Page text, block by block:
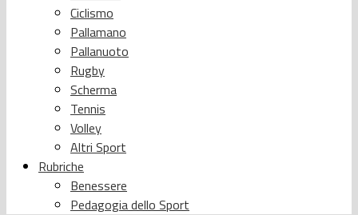
Ciclismo
Pallamano
Pallanuoto
Rugby
Scherma
Tennis
Volley
Altri Sport
Rubriche
Benessere
Pedagogia dello Sport